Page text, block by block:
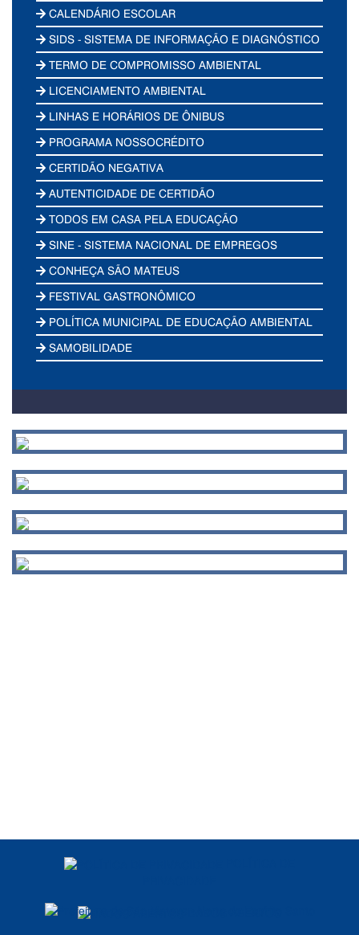
CALENDÁRIO ESCOLAR
SIDS - SISTEMA DE INFORMAÇÃO E DIAGNÓSTICO
TERMO DE COMPROMISSO AMBIENTAL
LICENCIAMENTO AMBIENTAL
LINHAS E HORÁRIOS DE ÔNIBUS
PROGRAMA NOSSOCRÉDITO
CERTIDÃO NEGATIVA
AUTENTICIDADE DE CERTIDÃO
TODOS EM CASA PELA EDUCAÇÃO
SINE - SISTEMA NACIONAL DE EMPREGOS
CONHEÇA SÃO MATEUS
FESTIVAL GASTRONÔMICO
POLÍTICA MUNICIPAL DE EDUCAÇÃO AMBIENTAL
SAMOBILIDADE